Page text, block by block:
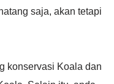
saja, akan tetapi
konservasi Koala dan